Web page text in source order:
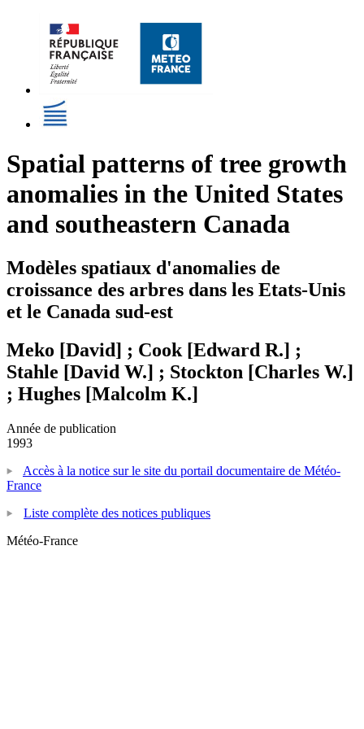
Spatial patterns of tree growth
anomalies in the United States
and southeastern Canada
Modèles spatiaux d'anomalies de
croissance des arbres dans les Etats-Unis
et le Canada sud-est
Meko [David] ; Cook [Edward R.] ;
Stahle [David W.] ; Stockton [Charles W.]
; Hughes [Malcolm K.]
Année de publication
1993
Accès à la notice sur le site du portail documentaire de Météo-
France
Liste complète des notices publiques
Météo-France